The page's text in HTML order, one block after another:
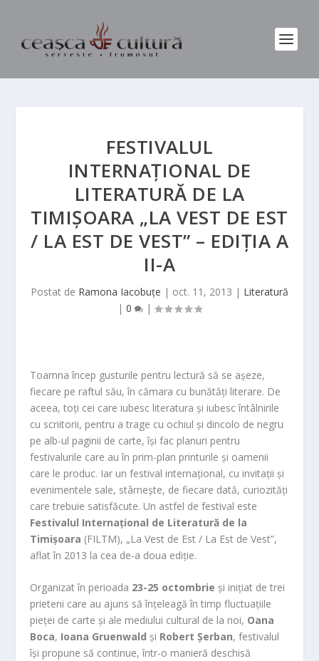
FESTIVALUL
INTERNAŢIONAL DE
LITERATURĂ DE LA
TIMIŞOARA „LA VEST DE EST
/ LA EST DE VEST” – EDIŢIA A
II-A
Postat de Ramona Iacobuțe | oct. 11, 2013 | Literatură
| 0 |
Toamna încep gusturile pentru lectură să se așeze,
fiecare pe raftul său, în cămara cu bunătăți literare. De
aceea, toți cei care iubesc literatura și iubesc întâlnirile
cu scriitorii, pentru a trage cu ochiul și dincolo de negru
pe alb-ul paginii de carte, își fac planuri pentru
festivalurile care au în prim-plan printurile și oamenii
care le produc. Iar un festival internațional, cu invitații și
evenimentele sale, stârnește, de fiecare dată, curiozități
care trebuie satisfăcute. Un astfel de festival este
Festivalul Internațional de Literatură de la
Timișoara (FILTM), „La Vest de Est / La Est de Vest”,
aflat în 2013 la cea de-a doua ediție.
Organizat în perioada 23-25 octombrie și inițiat de trei
prieteni care au ajuns să înțeleagă în timp fluctuațiile
pieței de carte și ale mediului cultural de la noi, Oana
Boca, Ioana Gruenwald și Robert Șerban, festivalul
își propune să continue, într-o manieră deschisă